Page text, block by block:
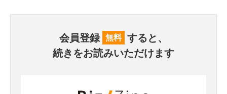
会員登録 無料 すると、
続きをお読みいただけます